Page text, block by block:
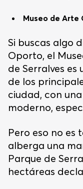
Museo de Arte
Si buscas algo
Oporto, el
de Serralves es
de los
ciudad, con
moderno,
Pero eso no es
alberga una
Parque de
hectáreas